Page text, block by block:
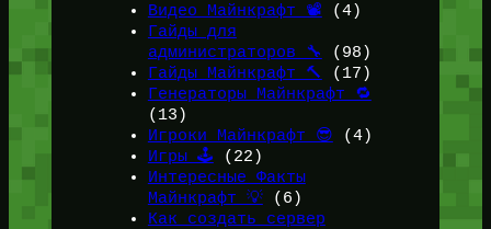
Видео Майнкрафт 📽️ (4)
Гайды для
администраторов 🔧
(98)
Гайды Майнкрафт 🔨
(17)
Генераторы Майнкрафт 🔁
(13)
Игроки Майнкрафт 😎 (4)
Игры 🕹️ (22)
Интересные Факты
Майнкрафт 💡(6)
Как создать сервер